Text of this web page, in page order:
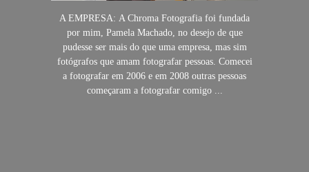
A EMPRESA: A Chroma Fotografia foi fundada
por mim, Pamela Machado, no desejo de que
pudesse ser mais do que uma empresa, mas sim
fotógrafos que amam fotografar pessoas. Comecei
a fotografar em 2006 e em 2008 outras pessoas
começaram a fotografar comigo ...